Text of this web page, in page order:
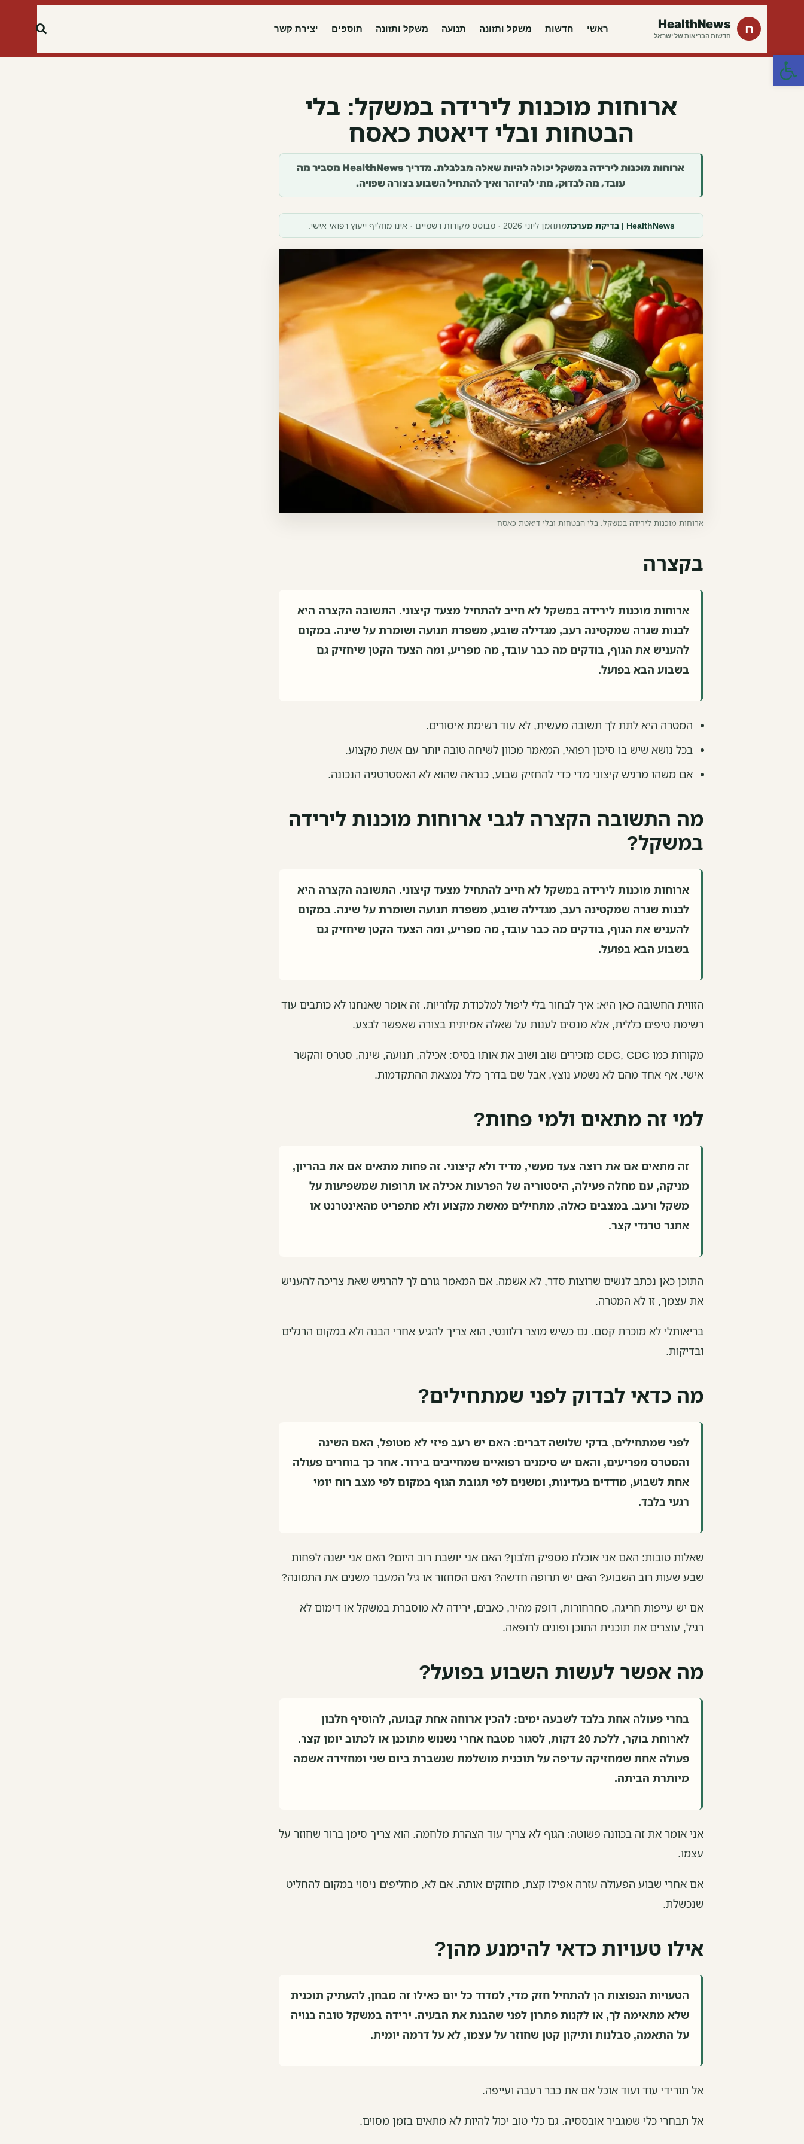
פתח סרגל נגישות
ח HealthNews
חדשות הבריאות של ישראל
ראשי חדשות משקל ותזונה תנועה משקל ותזונה תוספים יצירת קשר
ארוחות מוכנות לירידה במשקל יכולה להיות שאלה מבלבלת. מדריך HealthNews מסביר מה
עובד, מה לבדוק, מתי להיזהר ואיך להתחיל השבוע בצורה שפויה.
ארוחות מוכנות לירידה במשקל: בלי
הבטחות ובלי דיאטת כאסח
HealthNews | בדיקת מערכת מתוזמן ליוני 2026 · מבוסס מקורות רשמיים · אינו מחליף ייעוץ רפואי אישי.
ארוחות מוכנות לירידה במשקל: בלי הבטחות ובלי דיאטת כאסח
בקצרה
ארוחות מוכנות לירידה במשקל לא חייב להתחיל מצעד קיצוני. התשובה הקצרה היא
לבנות שגרה שמקטינה רעב, מגדילה שובע, משפרת תנועה ושומרת על שינה. במקום
להעניש את הגוף, בודקים מה כבר עובד, מה מפריע, ומה הצעד הקטן שיחזיק גם
בשבוע הבא בפועל.
המטרה היא לתת לך תשובה מעשית, לא עוד רשימת איסורים.
בכל נושא שיש בו סיכון רפואי, המאמר מכוון לשיחה טובה יותר עם אשת מקצוע.
אם משהו מרגיש קיצוני מדי כדי להחזיק שבוע, כנראה שהוא לא האסטרטגיה הנכונה.
מה התשובה הקצרה לגבי ארוחות מוכנות לירידה
במשקל?
ארוחות מוכנות לירידה במשקל לא חייב להתחיל מצעד קיצוני. התשובה הקצרה היא
לבנות שגרה שמקטינה רעב, מגדילה שובע, משפרת תנועה ושומרת על שינה. במקום
להעניש את הגוף, בודקים מה כבר עובד, מה מפריע, ומה הצעד הקטן שיחזיק גם
בשבוע הבא בפועל.
הזווית החשובה כאן היא: איך לבחור בלי ליפול למלכודת קלוריות. זה אומר שאנחנו לא כותבים עוד
רשימת טיפים כללית, אלא מנסים לענות על שאלה אמיתית בצורה שאפשר לבצע.
מקורות כמו CDC, CDC מזכירים שוב ושוב את אותו בסיס: אכילה, תנועה, שינה, סטרס והקשר
אישי. אף אחד מהם לא נשמע נוצץ, אבל שם בדרך כלל נמצאת ההתקדמות.
למי זה מתאים ולמי פחות?
זה מתאים אם את רוצה צעד מעשי, מדיד ולא קיצוני. זה פחות מתאים אם את בהריון,
מניקה, עם מחלה פעילה, היסטוריה של הפרעות אכילה או תרופות שמשפיעות על
משקל ורעב. במצבים כאלה, מתחילים מאשת מקצוע ולא מתפריט מהאינטרנט או
אתגר טרנדי קצר.
התוכן כאן נכתב לנשים שרוצות סדר, לא אשמה. אם המאמר גורם לך להרגיש שאת צריכה להעניש
את עצמך, זו לא המטרה.
בריאותלי לא מוכרת קסם. גם כשיש מוצר רלוונטי, הוא צריך להגיע אחרי הבנה ולא במקום הרגלים
ובדיקות.
מה כדאי לבדוק לפני שמתחילים?
לפני שמתחילים, בדקי שלושה דברים: האם יש רעב פיזי לא מטופל, האם השינה
והסטרס מפריעים, והאם יש סימנים רפואיים שמחייבים בירור. אחר כך בוחרים פעולה
אחת לשבוע, מודדים בעדינות, ומשנים לפי תגובת הגוף במקום לפי מצב רוח יומי
רגעי בלבד.
שאלות טובות: האם אני אוכלת מספיק חלבון? האם אני יושבת רוב היום? האם אני ישנה לפחות
שבע שעות רוב השבוע? האם יש תרופה חדשה? האם המחזור או גיל המעבר משנים את התמונה?
אם יש עייפות חריגה, סחרחורות, דופק מהיר, כאבים, ירידה לא מוסברת במשקל או דימום לא
רגיל, עוצרים את תוכנית התוכן ופונים לרופאה.
מה אפשר לעשות השבוע בפועל?
בחרי פעולה אחת בלבד לשבעה ימים: להכין ארוחה אחת קבועה, להוסיף חלבון
לארוחת בוקר, ללכת 20 דקות, לסגור מטבח אחרי נשנוש מתוכנן או לכתוב יומן קצר.
פעולה אחת שמחזיקה עדיפה על תוכנית מושלמת שנשברת ביום שני ומחזירה אשמה
מיותרת הביתה.
אני אומר את זה בכוונה פשוטה: הגוף לא צריך עוד הצהרת מלחמה. הוא צריך סימן ברור שחוזר על
עצמו.
אם אחרי שבוע הפעולה עזרה אפילו קצת, מחזקים אותה. אם לא, מחליפים ניסוי במקום להחליט
שנכשלת.
אילו טעויות כדאי להימנע מהן?
הטעויות הנפוצות הן להתחיל חזק מדי, למדוד כל יום כאילו זה מבחן, להעתיק תוכנית
שלא מתאימה לך, או לקנות פתרון לפני שהבנת את הבעיה. ירידה במשקל טובה בנויה
על התאמה, סבלנות ותיקון קטן שחוזר על עצמו, לא על דרמה יומית.
אל תורידי עוד ועוד אוכל אם את כבר רעבה ועייפה.
אל תבחרי כלי שמגביר אובססיה. גם כלי טוב יכול להיות לא מתאים בזמן מסוים.